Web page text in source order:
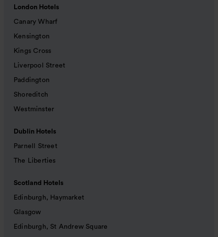
London Hotels
Canary Wharf
Kensington
Kings Cross
Liverpool Street
Paddington
Shoreditch
Westminster
Dublin Hotels
Parnell Street
The Liberties
Scotland Hotels
Edinburgh, Haymarket
Glasgow
Edinburgh, St Andrew Square